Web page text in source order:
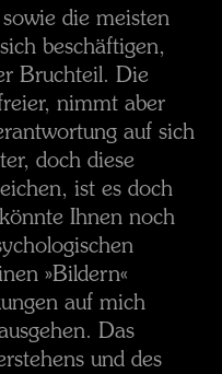
die meisten
beschäftigen,
Bruchteil. Die
nimmt aber
auf sich
doch diese
ist es doch
Ihnen noch
»Bildern«
auf mich
Das
und des